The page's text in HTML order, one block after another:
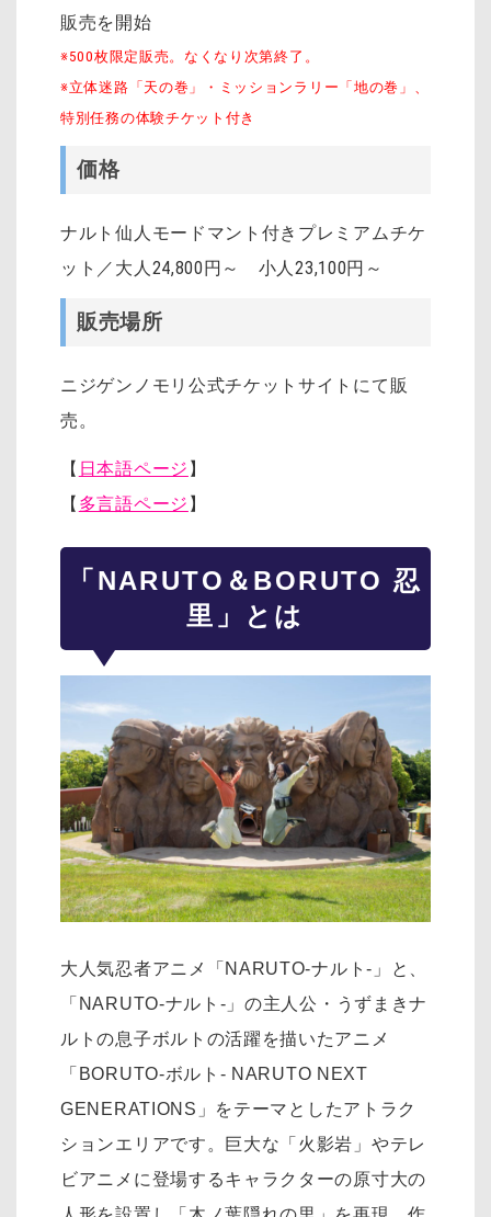
販売を開始
※500枚限定販売。なくなり次第終了。
※立体迷路「天の巻」・ミッションラリー「地の巻」、
特別任務の体験チケット付き
価格
ナルト仙人モードマント付きプレミアムチケ
ット／大人24,800円～ 小人23,100円～
販売場所
ニジゲンノモリ公式チケットサイトにて販
売。
【 日本語ページ 】
【 多言語ページ 】
「NARUTO＆BORUTO 忍
里」とは
大人気忍者アニメ「NARUTO-ナルト-」と、
「NARUTO-ナルト-」の主人公・うずまきナ
ルトの息子ボルトの活躍を描いたアニメ
「BORUTO-ボルト- NARUTO NEXT
GENERATIONS」をテーマとしたアトラク
ションエリアです。巨大な「火影岩」やテレ
ビアニメに登場するキャラクターの原寸大の